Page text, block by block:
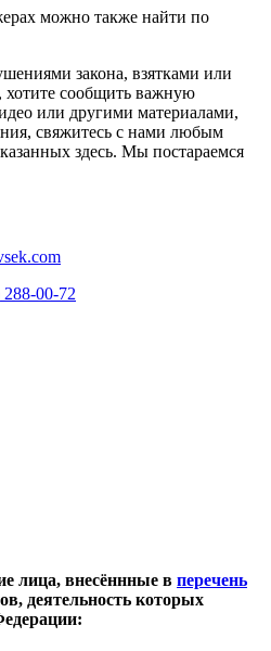
можно также найти по
закона, взятками или
хотите сообщить важную
или другими материалами,
свяжитесь с нами любым
здесь. Мы постараемся
00-72
лица, внесённные в перечень
деятельность которых